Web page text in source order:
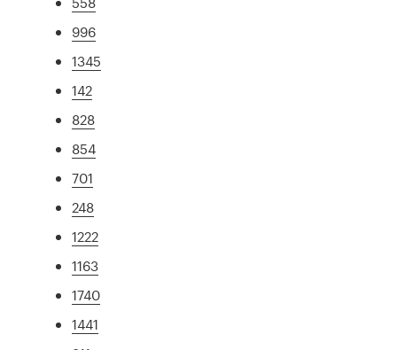
996
1345
142
828
854
701
248
1222
1163
1740
1441